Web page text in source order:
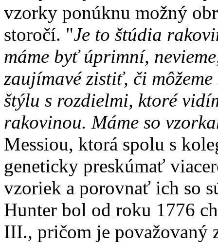
vzorky ponúknu možný
storočí. "Je to štúdia
máme byť úprimní,
zaujímavé zistiť, či
štýlu s rozdielmi, ktoré
rakovinou. Máme so
Messiou, ktorá spolu s
geneticky preskúmať
vzoriek a porovnať ich so
Hunter bol od roku 1776
III., pričom je považovaný